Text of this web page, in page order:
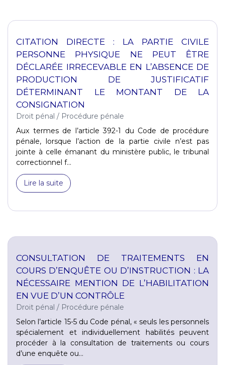
CITATION DIRECTE : LA PARTIE CIVILE
PERSONNE PHYSIQUE NE PEUT ÊTRE
DÉCLARÉE IRRECEVABLE EN L’ABSENCE DE
PRODUCTION DE JUSTIFICATIF
DÉTERMINANT LE MONTANT DE LA
CONSIGNATION
Droit pénal / Procédure pénale
Aux termes de l’article 392-1 du Code de procédure
pénale, lorsque l’action de la partie civile n’est pas
jointe à celle émanant du ministère public, le tribunal
correctionnel f...
Lire la suite
CONSULTATION DE TRAITEMENTS EN
COURS D’ENQUÊTE OU D’INSTRUCTION : LA
NÉCESSAIRE MENTION DE L’HABILITATION
EN VUE D’UN CONTRÔLE
Droit pénal / Procédure pénale
Selon l’article 15-5 du Code pénal, « seuls les personnels
spécialement et individuellement habilités peuvent
procéder à la consultation de traitements ou cours
d’une enquête ou...